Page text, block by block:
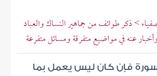
> ذكر طوائف من جماهير النساك والعباد
عنه في مواضيع متفرقة ومسائل متفرعة
فإن كان ليس يعمل بما